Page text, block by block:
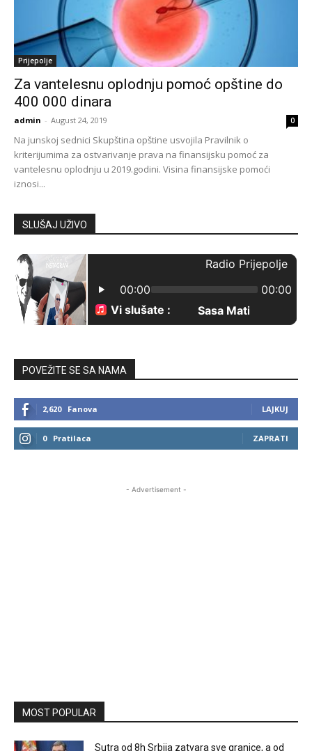
Prijepolje
Za vantelesnu oplodnju pomoć opštine do
400 000 dinara
admin - August 24, 2019 0
Na junskoj sednici Skupština opštine usvojila Pravilnik o
kriterijumima za ostvarivanje prava na finansijsku pomoć za
vantelesnu oplodnju u 2019.godini. Visina finansijske pomoći
iznosi...
SLUŠAJ UŽIVO
POVEŽITE SE SA NAMA
2,620 Fanova LAJKUJ
0 Pratilaca ZAPRATI
- Advertisement -
MOST POPULAR
Sutra od 8h Srbija zatvara sve granice, a od